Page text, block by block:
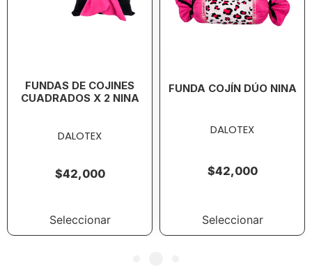
FUNDAS DE COJINES
CUADRADOS X 2 NINA
DALOTEX
$42,000
Seleccionar
FUNDA COJÍN DÚO NINA
DALOTEX
$42,000
Seleccionar